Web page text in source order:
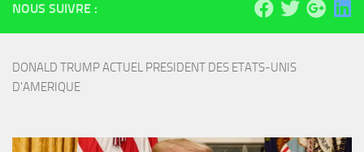
NOUS SUIVRE :
DONALD TRUMP ACTUEL PRESIDENT DES ETATS-UNIS
D'AMERIQUE